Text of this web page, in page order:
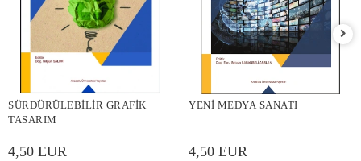
SÜRDÜRÜLEBİLİR GRAFİK
TASARIM
4,50 EUR
YENİ MEDYA SANATI
4,50 EUR